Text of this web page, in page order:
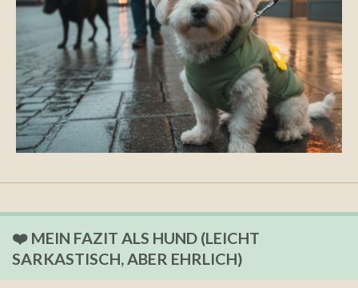
❤️ MEIN FAZIT ALS HUND (LEICHT
SARKASTISCH, ABER EHRLICH)